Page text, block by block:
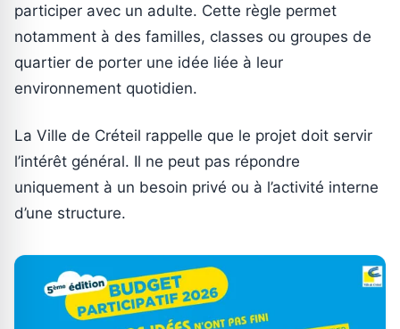
participer avec un adulte. Cette règle permet
notamment à des familles, classes ou groupes de
quartier de porter une idée liée à leur
environnement quotidien.
La Ville de Créteil rappelle que le projet doit servir
l’intérêt général. Il ne peut pas répondre
uniquement à un besoin privé ou à l’activité interne
d’une structure.